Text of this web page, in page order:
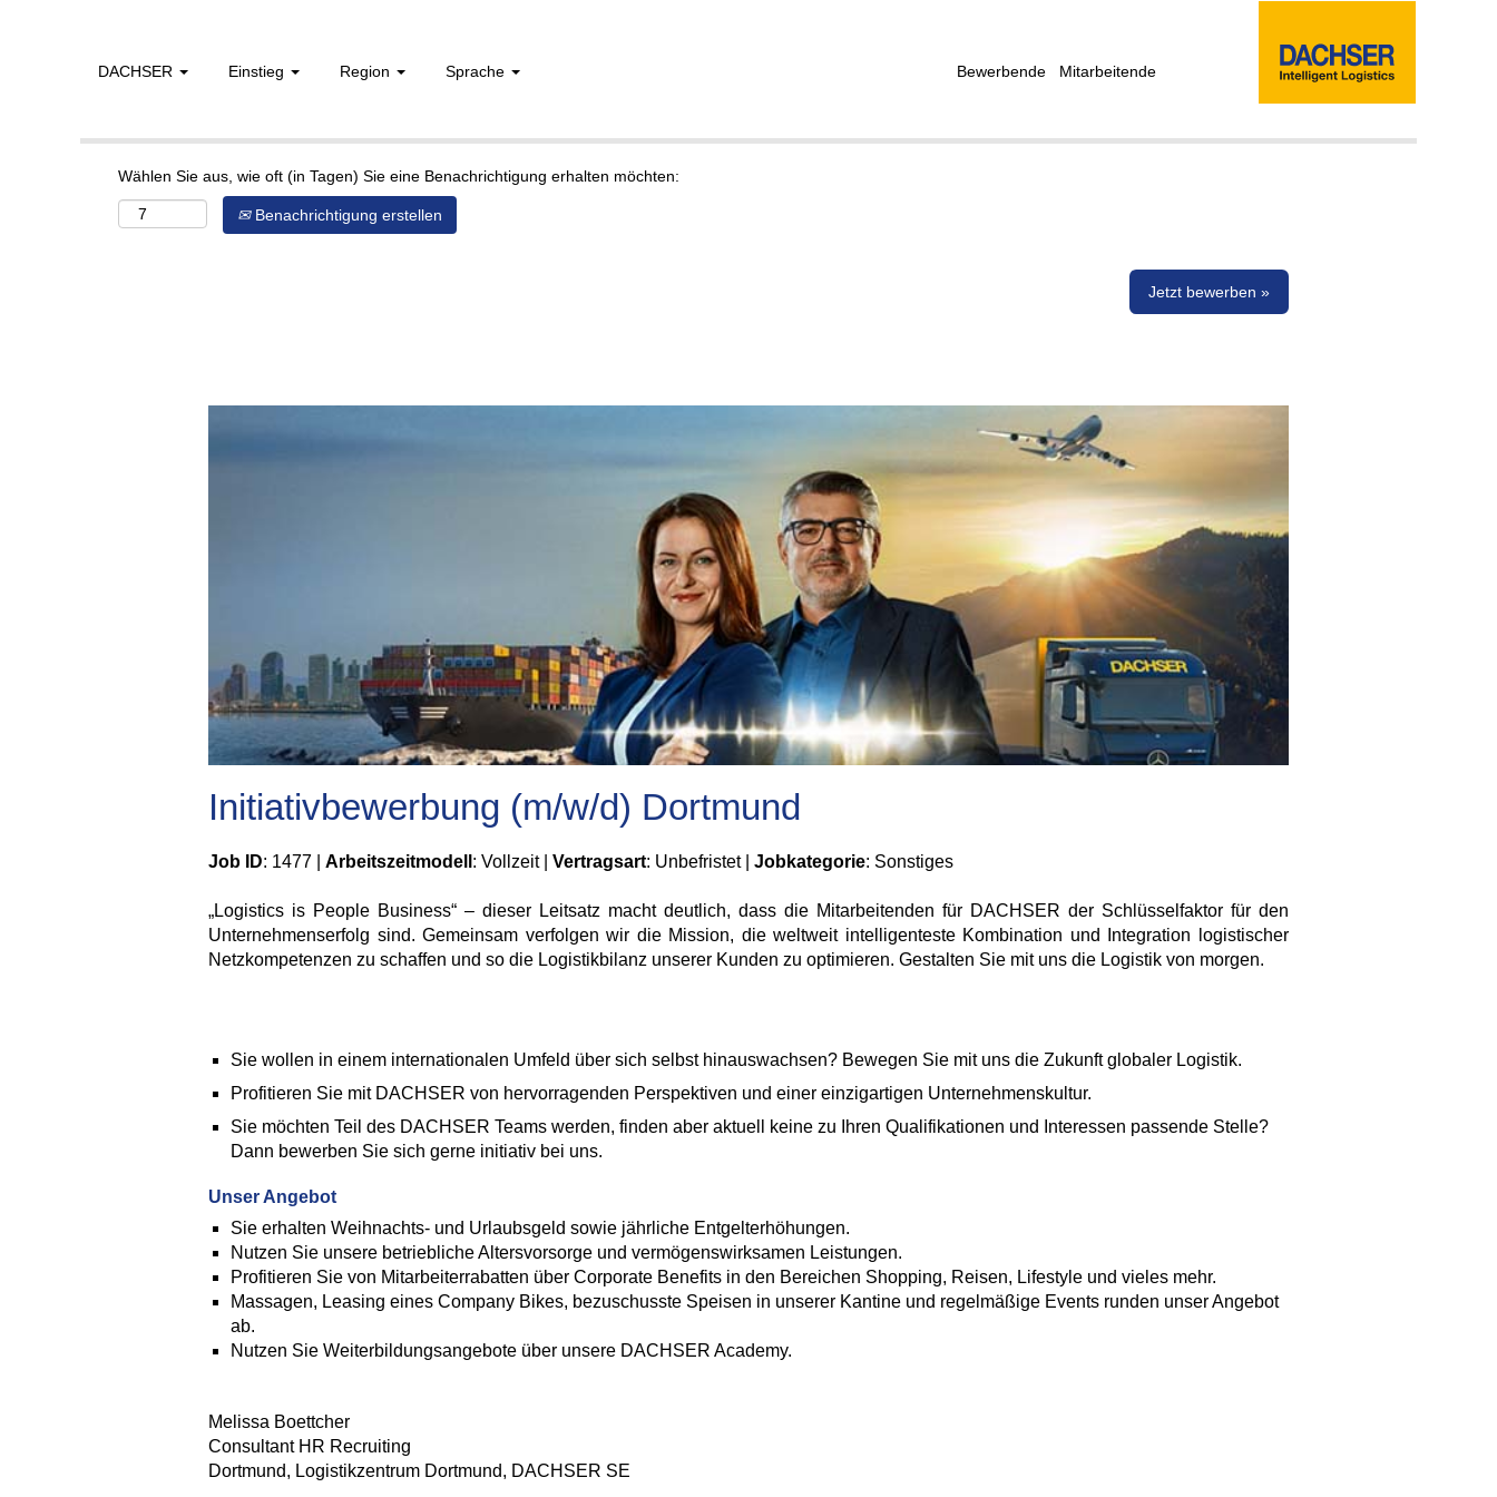
DACHSER Einstieg Region Sprache Bewerbende Mitarbeitende
Mehr Optionen anzeigen
Wählen Sie aus, wie oft (in Tagen) Sie eine Benachrichtigung erhalten möchten:
Benachrichtigung erstellen
Jetzt bewerben »
Initiativbewerbung (m/w/d) Dortmund
Job ID: 1477 | Arbeitszeitmodell : Vollzeit | Vertragsart: Unbefristet | Jobkategorie: Sonstiges
„Logistics is People Business“ – dieser Leitsatz macht deutlich, dass die Mitarbeitenden für DACHSER der Schlüsselfaktor für den
Unternehmenserfolg sind. Gemeinsam verfolgen wir die Mission, die weltweit intelligenteste Kombination und Integration logistischer
Netzkompetenzen zu schaffen und so die Logistikbilanz unserer Kunden zu optimieren. Gestalten Sie mit uns die Logistik von morgen.
Sie wollen in einem internationalen Umfeld über sich selbst hinauswachsen? Bewegen Sie mit uns die Zukunft globaler Logistik.
Profitieren Sie mit DACHSER von hervorragenden Perspektiven und einer einzigartigen Unternehmenskultur.
Sie möchten Teil des DACHSER Teams werden, finden aber aktuell keine zu Ihren Qualifikationen und Interessen passende Stelle?
Dann bewerben Sie sich gerne initiativ bei uns.
Unser Angebot
Sie erhalten Weihnachts- und Urlaubsgeld sowie jährliche Entgelterhöhungen.
Nutzen Sie unsere betriebliche Altersvorsorge und vermögenswirksamen Leistungen.
Profitieren Sie von Mitarbeiterrabatten über Corporate Benefits in den Bereichen Shopping, Reisen, Lifestyle und vieles mehr.
Massagen, Leasing eines Company Bikes, bezuschusste Speisen in unserer Kantine und regelmäßige Events runden unser Angebot
ab.
Nutzen Sie Weiterbildungsangebote über unsere DACHSER Academy.
Melissa Boettcher
Consultant HR Recruiting
Dortmund, Logistikzentrum Dortmund, DACHSER SE